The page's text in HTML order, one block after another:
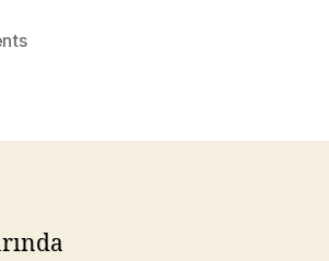
on
2013’te